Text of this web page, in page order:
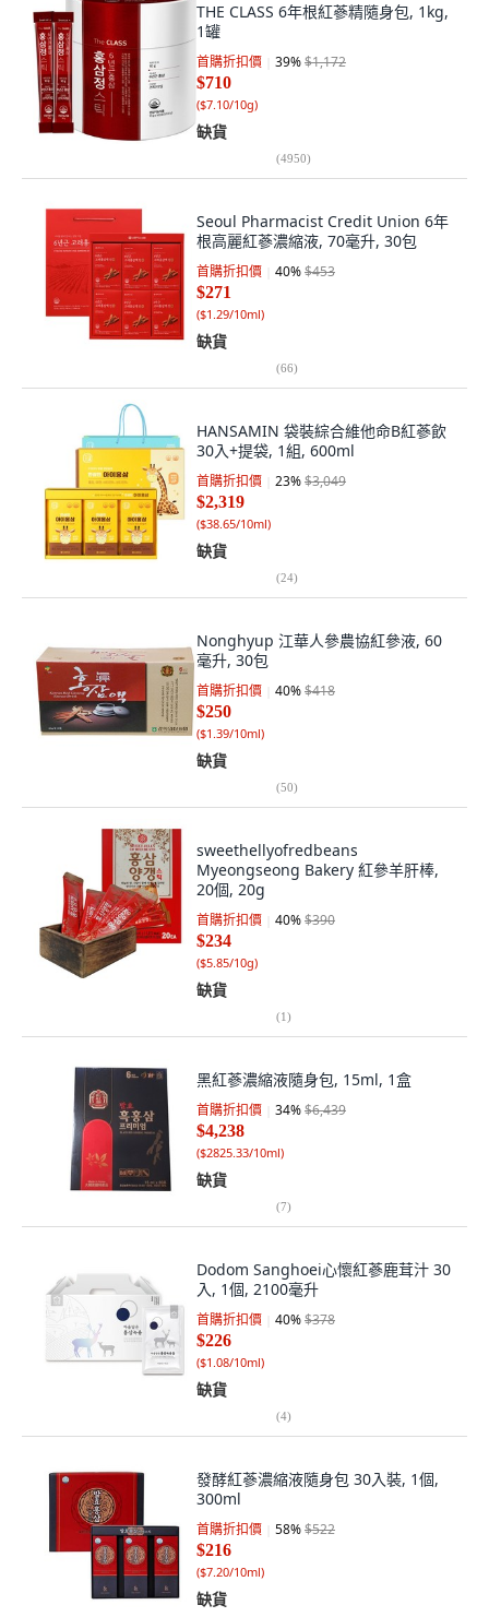
THE CLASS 6年根紅蔘精隨身包, 1kg,
1罐
首購折扣價 39%$1,172
$710
($7.10/10g)
缺貨
(4950)
Seoul Pharmacist Credit Union 6年
根高麗紅蔘濃縮液, 70毫升, 30包
首購折扣價 40%$453
$271
($1.29/10ml)
缺貨
(66)
HANSAMIN 袋裝綜合維他命B紅蔘飲
30入+提袋, 1組, 600ml
首購折扣價 23%$3,049
$2,319
($38.65/10ml)
缺貨
(24)
Nonghyup 江華人參農協紅參液, 60
毫升, 30包
首購折扣價 40%$418
$250
($1.39/10ml)
缺貨
(50)
sweethellyofredbeans
Myeongseong Bakery 紅參羊肝棒,
20個, 20g
首購折扣價 40%$390
$234
($5.85/10g)
缺貨
(1)
黑紅蔘濃縮液隨身包, 15ml, 1盒
首購折扣價 34%$6,439
$4,238
($2825.33/10ml)
缺貨
(7)
Dodom Sanghoei心懷紅蔘鹿茸汁 30
入, 1個, 2100毫升
首購折扣價 40%$378
$226
($1.08/10ml)
缺貨
(4)
發酵紅蔘濃縮液隨身包 30入裝, 1個,
300ml
首購折扣價 58%$522
$216
($7.20/10ml)
缺貨